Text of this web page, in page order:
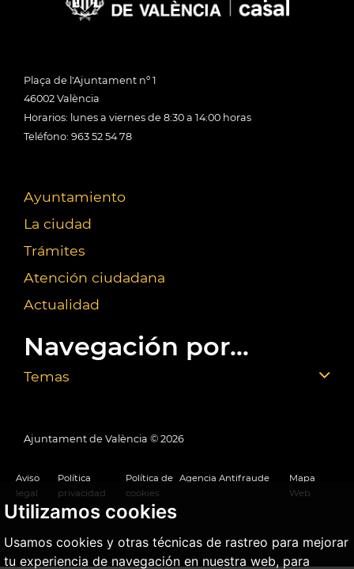
Utilizamos cookies
Usamos cookies y otras técnicas de rastreo para mejorar
tu experiencia de navegación en nuestra web, para
Plaça de l'Ajuntament nº 1
46002 València
Horarios: lunes a viernes de 8:30 a 14:00 horas
Teléfono: 963 52 54 78
Ayuntamiento
La ciudad
Trámites
Atención ciudadana
Actualidad
Navegación por...
Temas
Ajuntament de València © 2026
Aviso
legal
Política
privacidad
Política de
cookies
Agencia Antifraude
Mapa
Web